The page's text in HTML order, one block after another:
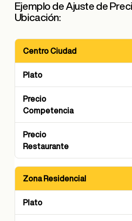
Ejemplo de Ajuste de
Ubicación:
Ubicación
Centro Ciudad
Zona Residencial